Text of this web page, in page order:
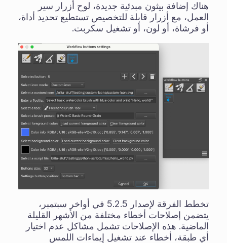
هناك إضافة بيثون مبدئية جديدة، لوح أزرار سير
العمل، مع أزرار قابلة للتخصيص تستطيع تحديد أداة،
أو فرشاة، أو لون، أو تشغيل سكربت.
تخطط الفرقة لإصدار 5.2.5 في أواخر سبتمبر،
يتضمن إصلاحات أخطاء مختلفة من الأشهر القليلة
الماضية. هذه الإصلاحات تشمل مشاكل عدم اختيار
أي طبقة، أخطاء عند تشغيل إيماءات اللمس